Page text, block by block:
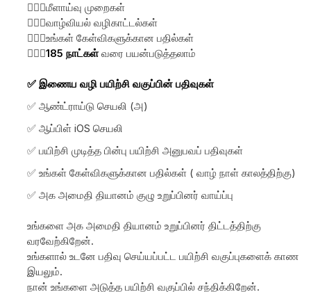
🧘🏻‍♀️மீளாய்வு முறைகள்
🧘🏻‍♀️வாழ்வியல் வழிகாட்டல்கள்
🧘🏻‍♀️உங்கள் கேள்விகளுக்கான பதில்கள்
🧘🏻‍♀️185 நாட்கள்வரை பயன்படுத்தலாம்
✅ இணைய வழி பயிற்சி வகுப்பின் பதிவுகள்
✅ ஆண்ட்ராய்டு செயலி (அ)
✅ ஆப்பிள் iOS செயலி
✅ பயிற்சி முடித்த பின்பு பயிற்சி அனுபவப் பதிவுகள்
✅ உங்கள் கேள்விகளுக்கான பதில்கள் ( வாழ் நாள் காலத்திற்கு)
✅ அக அமைதி தியானம் குழு உறுப்பினர் வாய்ப்பு
உங்களை அக அமைதி தியானம் உறுப்பினர் திட்டத்திற்கு
வரவேற்கிறேன்.
உங்களால் உடனே பதிவு செய்யப்பட்ட பயிற்சி வகுப்புகளைக் காண
இயலும்.
நான் உங்களை அடுத்த பயிற்சி வகுப்பில் சந்திக்கிறேன்.